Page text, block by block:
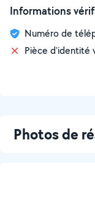
Informations
Numéro de
Pièce d'identité
Photos de